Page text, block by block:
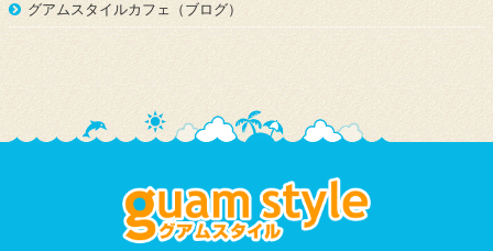
グアムスタイルカフェ（ブログ）